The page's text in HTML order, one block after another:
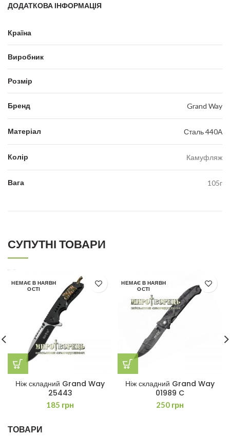
ДОДАТКОВА ІНФОРМАЦІЯ
Країна
Виробник
Розмір
Бренд Grand Way
Матеріал Сталь 440А
Колір Камуфляж
Вага 105г
СУПУТНІ ТОВАРИ
НЕМАЄ В НАЯВН
ОСТІ
Ніж складний Grand Way
25443
185 грн
НЕМАЄ В НАЯВН
ОСТІ
Ніж складний Grand Way
01989 C
250 грн
ТОВАРИ